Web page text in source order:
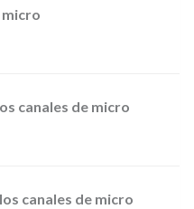
micro
canales de micro
canales de micro